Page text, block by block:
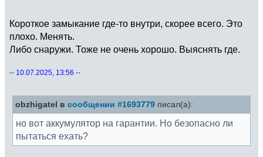
Короткое замыкание где-то внутри, скорее всего. Это
плохо. Менять.
Либо снаружи. Тоже не очень хорошо. Выяснять где.
-- 10.07.2025, 13:56 --
obzhigatel в сообщении #1693779 писал(а):
но вот аккумулятор на гарантии. Но безопасно ли
пытаться ехать?